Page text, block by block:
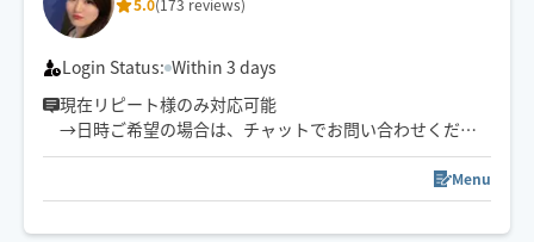
5.0(173 reviews)
Login Status: Within 3 days
現在リピート様のみ対応可能
→日時ご希望の場合は、チャットでお問い合わせくださ
い✨
⚠️クーポン利用は私の施術リピート様のみです！！
※ご新規様の予約確定はメッセージの返信確認次第です
※前後の施術の関係で時間調節難しい際は、ご予約をお
Menu